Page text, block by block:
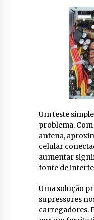
Um teste
problema.
antena,
celular
aumentar
fonte de
Uma solução
supressores
carregadores.